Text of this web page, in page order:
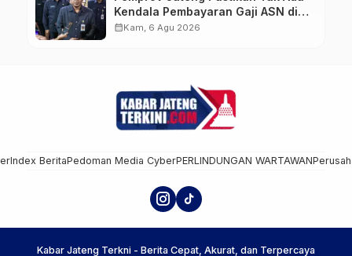
Kendala Pembayaran Gaji ASN di
Tengah Pemangkasan Transfer ke
calendar_monthKam, 6 Agu 2026
Index BeritaPedoman Media CyberPERLINDUNGAN WARTAWAN
Kabar Jateng Terkni - Berita Cepat, Akurat, dan Terpercaya